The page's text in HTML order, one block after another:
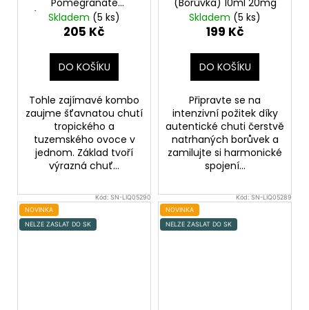
Pomegranate
(Borůvka a granátové
jablko) 10ml 16mg
Skladem (5 ks)
205 Kč
DO KOŠÍKU
Tohle zajímavé kombo
zaujme šťavnatou chutí
tropického a
tuzemského ovoce v
jednom. Základ tvoří
výrazná chuť...
(Borůvka) 10ml 20mg
Skladem (5 ks)
199 Kč
DO KOŠÍKU
Připravte se na
intenzivní požitek díky
autentické chuti čerstvě
natrhaných borůvek a
zamilujte si harmonické
spojení...
Kód:SN-LIQ05290
NOVINKA
NELZE ZASLAT DO SK
Kód:SN-LIQ05289
NOVINKA
NELZE ZASLAT DO SK